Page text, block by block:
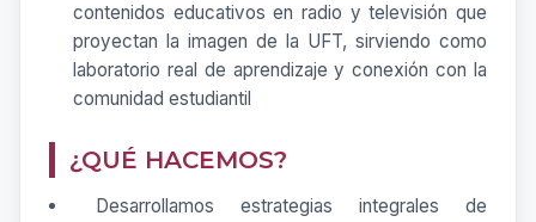
contenidos educativos en radio y televisión que
proyectan la imagen de la UFT, sirviendo como
laboratorio real de aprendizaje y conexión con la
comunidad estudiantil
¿QUÉ HACEMOS?
Desarrollamos estrategias integrales de